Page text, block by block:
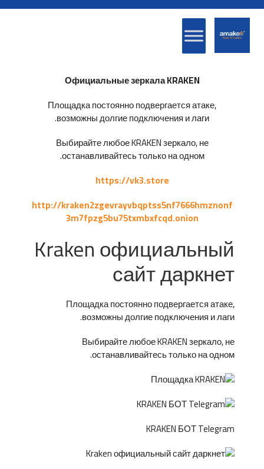
Официальные зеркала KRAKEN
Площадка постоянно подвергается атаке,
возможны долгие подключения и лаги.
Выбирайте любое KRAKEN зеркало, не
останавливайтесь только на одном.
https://vk3.store
http://kraken2zgevrayvbqptss5nf7666hmznonf
3m7fpzg5bu75txmbxfcqd.onion
Kraken официальный
сайт даркнет
Площадка постоянно подвергается атаке,
возможны долгие подключения и лаги.
Выбирайте любое KRAKEN зеркало, не
останавливайтесь только на одном.
KRAKEN БОТ Telegram